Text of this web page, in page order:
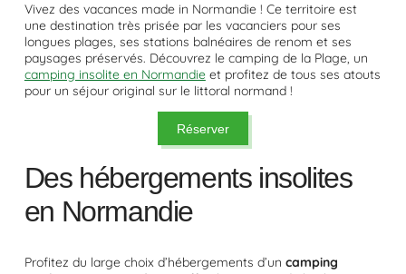
Vivez des vacances made in Normandie ! Ce territoire est
une destination très prisée par les vacanciers pour ses
longues plages, ses stations balnéaires de renom et ses
paysages préservés. Découvrez le camping de la Plage, un
camping insolite en Normandieet profitez de tous ses atouts
pour un séjour original sur le littoral normand !
Réserver
Des hébergements insolites
en Normandie
Profitez du large choix d’hébergements d’un camping